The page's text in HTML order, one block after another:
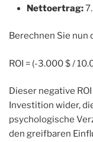
Nettoertrag:
Berechnen Sie nun
ROI = (-3.000 $ /
Dieser negative
Investition wider,
psychologische
den greifbaren